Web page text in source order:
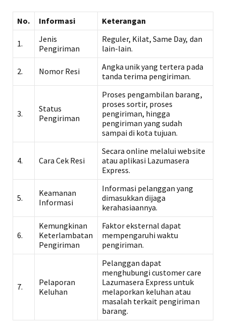
No. Informasi Keterangan
1.
Jenis
Pengiriman
Reguler, Kilat, Same Day, dan
lain-lain.
2. Nomor Resi
Angka unik yang tertera pada
tanda terima pengiriman.
3.
Status
Pengiriman
Proses pengambilan barang,
proses sortir, proses
pengiriman, hingga
pengiriman yang sudah
sampai di kota tujuan.
4. Cara Cek Resi
Secara online melalui website
atau aplikasi Lazumasera
Express.
5.
Keamanan
Informasi
Informasi pelanggan yang
dimasukkan dijaga
kerahasiaannya.
6.
Kemungkinan
Keterlambatan
Pengiriman
Faktor eksternal dapat
mempengaruhi waktu
pengiriman.
7.
Pelaporan
Keluhan
Pelanggan dapat
menghubungi customer care
Lazumasera Express untuk
melaporkan keluhan atau
masalah terkait pengiriman
barang.